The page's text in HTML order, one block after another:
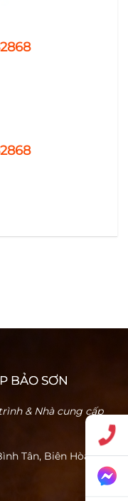
BẢO SƠN
& Nhà cung cấp
Tân, Biên Hòa Tỉnh